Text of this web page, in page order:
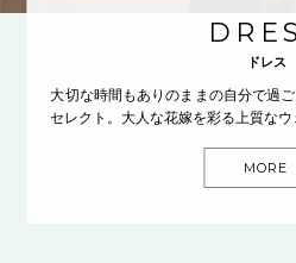
ドレス
大切な時間もありのままの自分で過
セレクト。大人な花嫁を彩る上質なウ
MORE